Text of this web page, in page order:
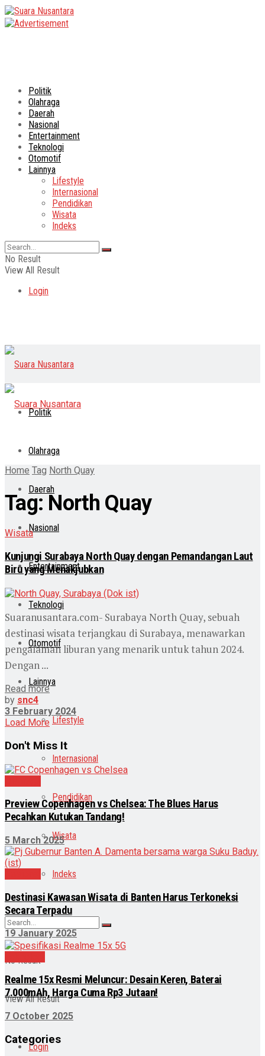
Politik
Olahraga
Daerah
Nasional
Entertainment
Teknologi
Otomotif
Lainnya
Lifestyle
Internasional
Pendidikan
Wisata
Indeks
No Result
View All Result
Login
Politik
Olahraga
Daerah
Nasional
Entertainment
Teknologi
Otomotif
Lainnya
Lifestyle
Internasional
Pendidikan
Wisata
Indeks
No Result
View All Result
Login
Home Tag North Quay
Tag: North Quay
Wisata
Kunjungi Surabaya North Quay dengan Pemandangan Laut
Biru yang Menakjubkan
Suaranusantara.com- Surabaya North Quay, sebuah
destinasi wisata terjangkau di Surabaya, menawarkan
pengalaman liburan yang menarik untuk tahun 2024.
Dengan ...
Read more
by snc4
3 February 2024
Load More
Don't Miss It
Preview Copenhagen vs Chelsea: The Blues Harus
Pecahkan Kutukan Tandang!
5 March 2025
Destinasi Kawasan Wisata di Banten Harus Terkoneksi
Secara Terpadu
19 January 2025
Realme 15x Resmi Meluncur: Desain Keren, Baterai
7.000mAh, Harga Cuma Rp3 Jutaan!
7 October 2025
Categories